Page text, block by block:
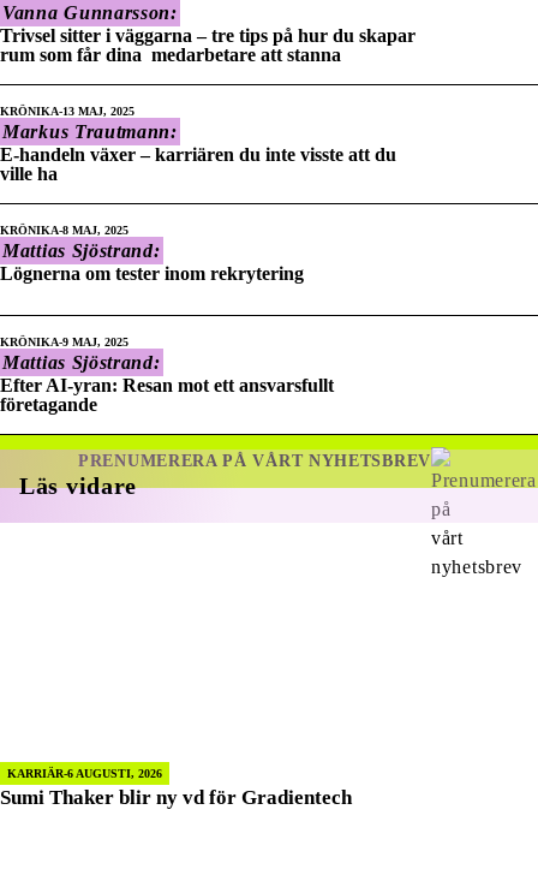
Vanna Gunnarsson:
Trivsel sitter i väggarna – tre tips på hur du skapar
rum som får dina medarbetare att stanna
KRÖNIKA 13 MAJ, 2025
Markus Trautmann:
E-handeln växer – karriären du inte visste att du
ville ha
KRÖNIKA 8 MAJ, 2025
Mattias Sjöstrand:
Lögnerna om tester inom rekrytering
KRÖNIKA 9 MAJ, 2025
Mattias Sjöstrand:
Efter AI-yran: Resan mot ett ansvarsfullt
företagande
PRENUMERERA PÅ VÅRT NYHETSBREV
Läs vidare
KARRIÄR 6 AUGUSTI, 2026
Sumi Thaker blir ny vd för Gradientech